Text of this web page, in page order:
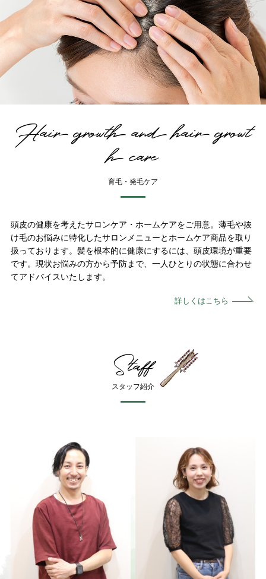
Hair growth and hair growt
h care
育毛・発毛ケア
頭皮の健康を考えたサロンケア・ホームケアをご用意。薄毛や抜
け毛のお悩みに特化したサロンメニューとホームケア商品を取り
扱っております。髪を根本的に健康にするには、頭皮環境が重要
です。現状お悩みの方から予防まで、一人ひとりの状態に合わせ
てアドバイスいたします。
詳しくはこちら
Staff
スタッフ紹介